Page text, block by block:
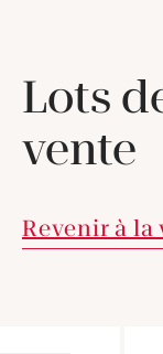
Lots
vente
Revenir à la